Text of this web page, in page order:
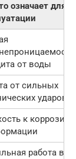
означает для
от воды
от сильных
ударов
к коррозии
работа в